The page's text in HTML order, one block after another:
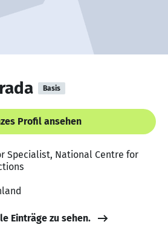
Basis
Profil ansehen
Specialist, National Centre for
Einträge zu sehen.